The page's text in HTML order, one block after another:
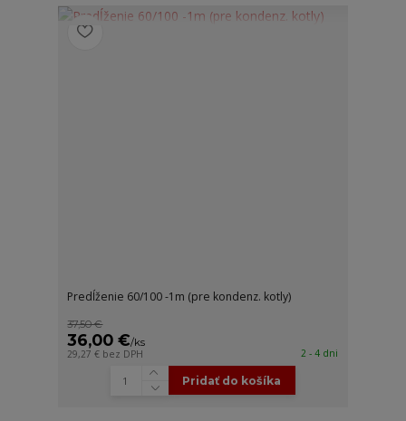
Predĺženie 60/100 -1m (pre kondenz. kotly)
37,50 €
36,00 €/ks
29,27 € bez DPH 2 - 4 dni
Pridať do košíka